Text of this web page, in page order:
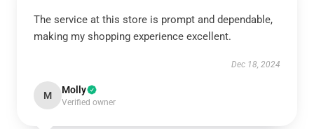
The service at this store is prompt and dependable,
making my shopping experience excellent.
Dec 18, 2024
M Molly
Verified owner